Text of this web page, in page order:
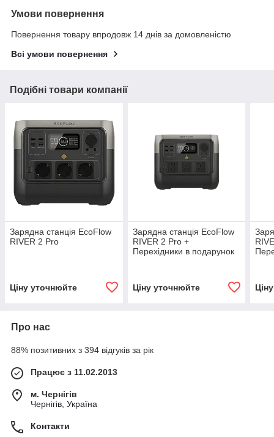
Умови повернення
Повернення товару впродовж 14 днів за домовленістю
Всі умови повернення
Подібні товари компанії
Зарядна станція EcoFlow
RIVER 2 Pro
Ціну уточнюйте
Зарядна станція EcoFlow
RIVER 2 Pro +
Перехідники в подарунок
Ціну уточнюйте
Про нас
88% позитивних з 394 відгуків за рік
Працює з 11.02.2013
м. Чернігів
Чернігів, Україна
Контакти